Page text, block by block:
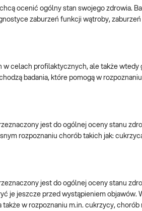
ocenić ogólny stan swojego zdrowia.
zaburzeń funkcji wątroby,
celach profilaktycznych, ale także
badania, które pomogą w
jest do ogólnej oceny stanu
rozpoznaniu chorób takich jak:
jest do ogólnej oceny stanu
je jeszcze przed wystąpieniem
w rozpoznaniu m.in. cukrzycy,